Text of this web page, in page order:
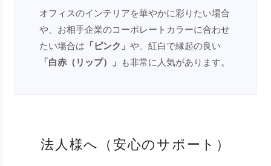
オフィスのインテリアを華やかに彩りたい場合
や、お相手企業のコーポレートカラーに合わせ
たい場合は 「ピンク」 や、紅白で縁起の良い
「白赤（リップ）」
も非常に人気があります。
法人様へ（安心のサポート）